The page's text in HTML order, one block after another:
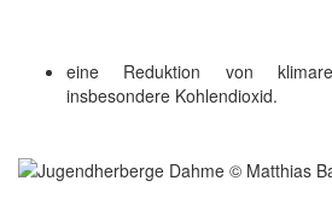
eine Reduktion von
insbesondere Kohlendioxid.